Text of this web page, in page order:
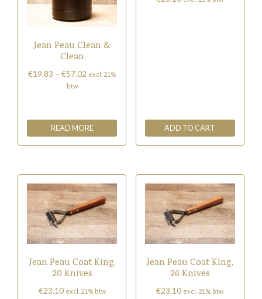
Jean Peau Clean &
Clean
€19.83 – €57.02Price
€57.02
excl. 21%
btw
READ MORE ADD TO CART
Jean Peau Coat King,
20 Knives
€23.10 excl. 21% btw
Jean Peau Coat King,
26 Knives
€23.10 excl. 21% btw